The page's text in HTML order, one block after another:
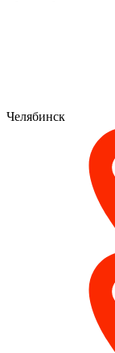
Челябинск